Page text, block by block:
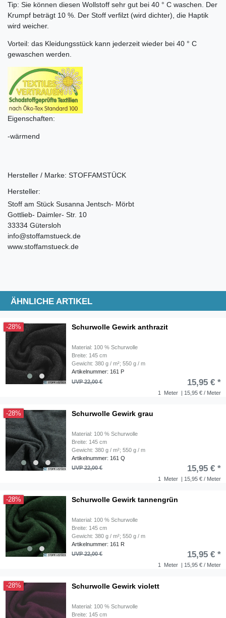
Tip: Sie können diesen Wollstoff sehr gut bei 40 ° C waschen. Der
Krumpf beträgt 10 %. Der Stoff verfilzt (wird dichter), die Haptik
wird weicher.
Vorteil: das Kleidungsstück kann jederzeit wieder bei 40 ° C
gewaschen werden.
Eigenschaften:
-wärmend
Hersteller / Marke: STOFFAMSTÜCK
Hersteller:
Stoff am Stück Susanna Jentsch- Mörbt
Gottlieb- Daimler- Str. 10
33334 Gütersloh
info@stoffamstueck.de
www.stoffamstueck.de
ÄHNLICHE ARTIKEL
-28% Schurwolle Gewirk anthrazit
Material: 100 % Schurwolle
Breite: 145 cm
Gewicht: 380 g / m²; 550 g / m
Artikelnummer: 161 P
1 Meter | 15,95 € / Meter
UVP 22,00 € 15,95 € *
-28% Schurwolle Gewirk grau
Material: 100 % Schurwolle
Breite: 145 cm
Gewicht: 380 g / m²; 550 g / m
Artikelnummer: 161 Q
1 Meter | 15,95 € / Meter
UVP 22,00 € 15,95 € *
-28% Schurwolle Gewirk tannengrün
Material: 100 % Schurwolle
Breite: 145 cm
Gewicht: 380 g / m²; 550 g / m
Artikelnummer: 161 R
1 Meter | 15,95 € / Meter
UVP 22,00 € 15,95 € *
-28% Schurwolle Gewirk violett
Material: 100 % Schurwolle
Breite: 145 cm